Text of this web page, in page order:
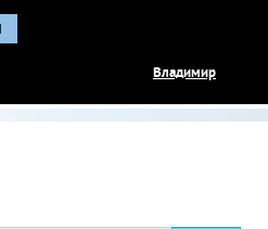
Владимир